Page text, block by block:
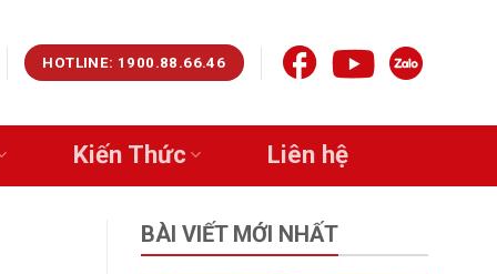
HOTLINE: 1900.88.66.46
Kiến Thức Liên hệ
BÀI VIẾT MỚI NHẤT